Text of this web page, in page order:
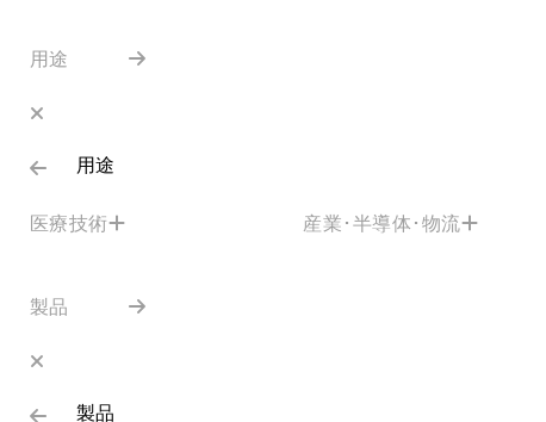
用途
用途
医療技術 産業･半導体･物流
製品
製品